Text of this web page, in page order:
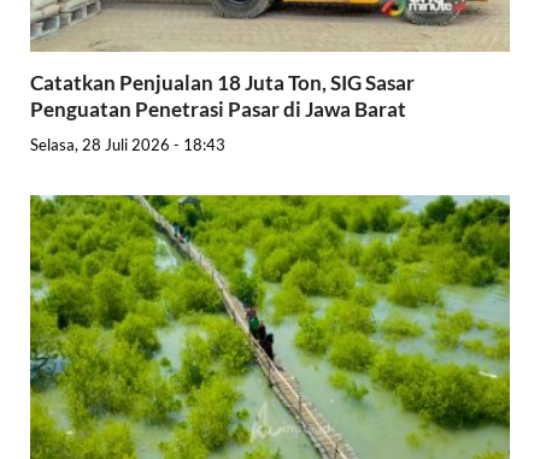
Catatkan Penjualan 18 Juta Ton, SIG Sasar
Penguatan Penetrasi Pasar di Jawa Barat
Selasa, 28 Juli 2026 - 18:43